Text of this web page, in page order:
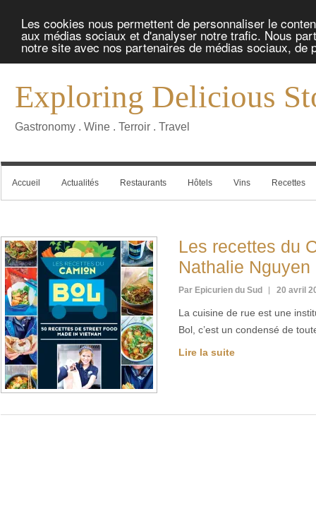
Les cookies nous permettent de personnaliser le
aux médias sociaux et d'analyser notre trafic. Nous
notre site avec nos partenaires de médias sociaux, de
Exploring Delicious
Gastronomy . Wine . Terroir . Travel
Accueil Actualités Restaurants Hôtels Vins Recettes
Les recettes du
Nathalie Nguyen
Par Epicurien du Sud 20 avril
La cuisine de rue est une
Bol, c’est un condensé de
Lire la suite